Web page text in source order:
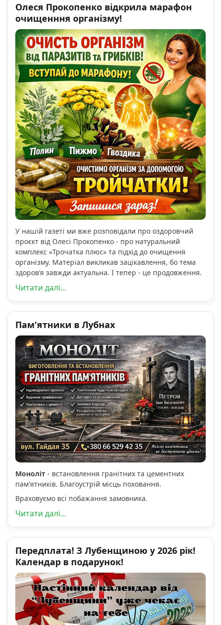
Олеся Прокопенко відкрила марафон
очищенння організму!
У нашій газеті ми вже розповідали про оздоровчий
проєкт від Олесі Прокопенко - про натуральний
комплекс «Трочатка плюс» та підхід до очищення
організму. Матеріал викликав зацікавлення, бо тема
здоров’я завжди актуальна. І тепер - це продовження.
Читати далі...
Пам'ятники в Лубнах
Моноліт - встановлення гранітних та цементних
пам'ятників. Благоустрій місць поховання.
Враховуємо всі побажання замовника.
Читати далі...
Передплата! З Лубенщиною у 2026 рік!
Календар в подарунок!